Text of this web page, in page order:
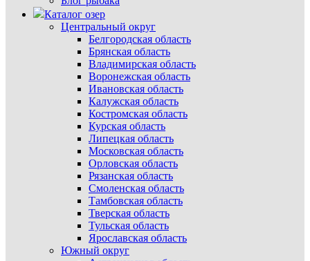
Каталог озер
Центральный округ
Белгородская область
Брянская область
Владимирская область
Воронежская область
Ивановская область
Калужская область
Костромская область
Курская область
Липецкая область
Московская область
Орловская область
Рязанская область
Смоленская область
Тамбовская область
Тверская область
Тульская область
Ярославская область
Южный округ